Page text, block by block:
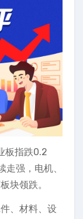
板指跌0.2
强，电机、
块领跌。
、材料、设